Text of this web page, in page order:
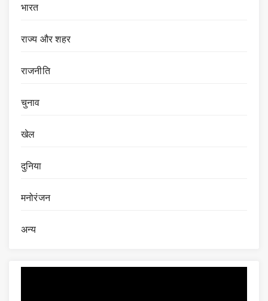
भारत
राज्य और शहर
राजनीति
चुनाव
खेल
दुनिया
मनोरंजन
अन्य